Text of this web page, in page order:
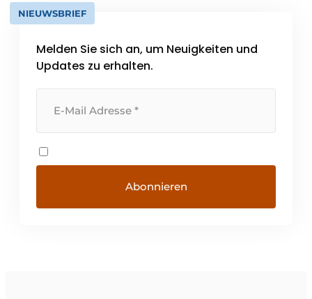
NIEUWSBRIEF
Melden Sie sich an, um Neuigkeiten und
Updates zu erhalten.